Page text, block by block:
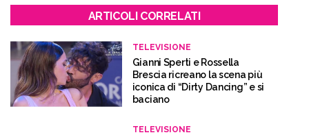
ARTICOLI CORRELATI
TELEVISIONE
Gianni Sperti e Rossella
Brescia ricreano la scena più
iconica di “Dirty Dancing” e si
baciano
TELEVISIONE